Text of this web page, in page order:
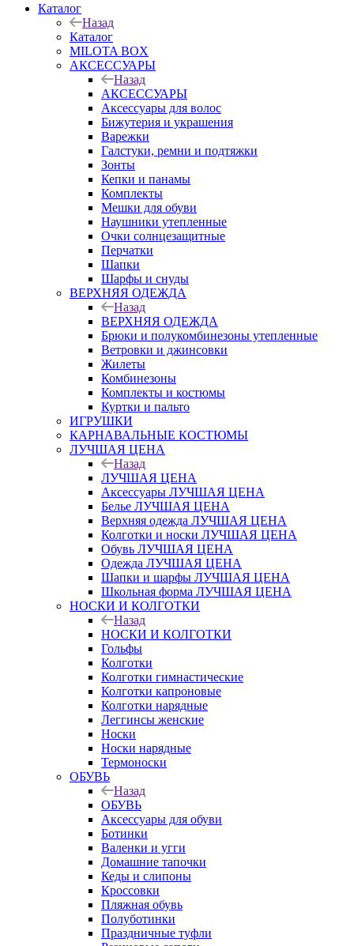
Каталог
Назад
Каталог
MILOTA BOX
АКСЕССУАРЫ
Назад
АКСЕССУАРЫ
Аксессуары для волос
Бижутерия и украшения
Варежки
Галстуки, ремни и подтяжки
Зонты
Кепки и панамы
Комплекты
Мешки для обуви
Наушники утепленные
Очки солнцезащитные
Перчатки
Шапки
Шарфы и снуды
ВЕРХНЯЯ ОДЕЖДА
Назад
ВЕРХНЯЯ ОДЕЖДА
Брюки и полукомбинезоны утепленные
Ветровки и джинсовки
Жилеты
Комбинезоны
Комплекты и костюмы
Куртки и пальто
ИГРУШКИ
КАРНАВАЛЬНЫЕ КОСТЮМЫ
ЛУЧШАЯ ЦЕНА
Назад
ЛУЧШАЯ ЦЕНА
Аксессуары ЛУЧШАЯ ЦЕНА
Белье ЛУЧШАЯ ЦЕНА
Верхняя одежда ЛУЧШАЯ ЦЕНА
Колготки и носки ЛУЧШАЯ ЦЕНА
Обувь ЛУЧШАЯ ЦЕНА
Одежда ЛУЧШАЯ ЦЕНА
Шапки и шарфы ЛУЧШАЯ ЦЕНА
Школьная форма ЛУЧШАЯ ЦЕНА
НОСКИ И КОЛГОТКИ
Назад
НОСКИ И КОЛГОТКИ
Гольфы
Колготки
Колготки гимнастические
Колготки капроновые
Колготки нарядные
Леггинсы женские
Носки
Носки нарядные
Термоноски
ОБУВЬ
Назад
ОБУВЬ
Аксессуары для обуви
Ботинки
Валенки и угги
Домашние тапочки
Кеды и слипоны
Кроссовки
Пляжная обувь
Полуботинки
Праздничные туфли